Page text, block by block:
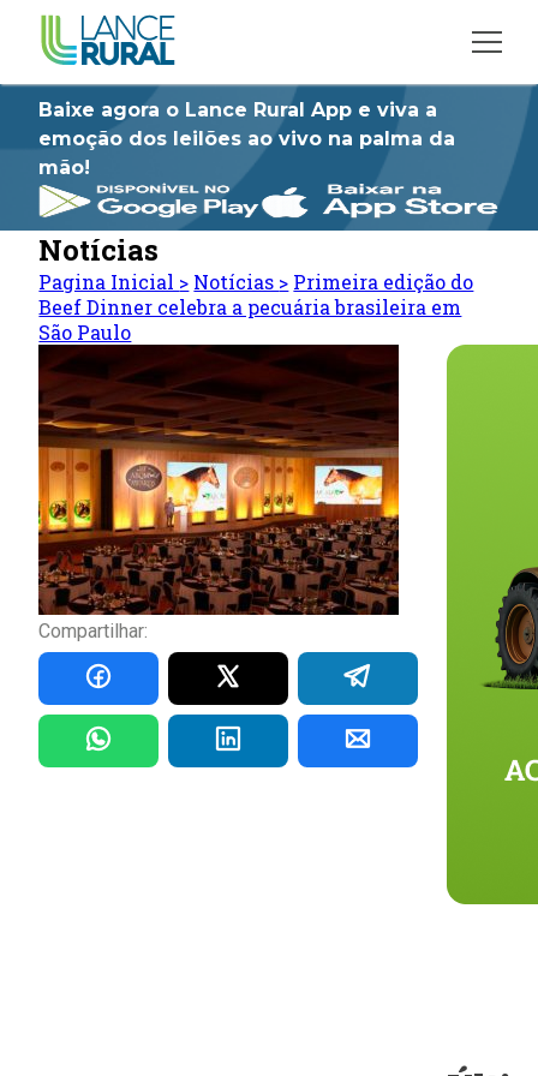
Baixe agora o Lance Rural App e viva a
emoção dos leilões ao vivo na palma da
mão!
Notícias
Pagina Inicial > Notícias > Primeira edição do
Beef Dinner celebra a pecuária brasileira em
São Paulo
Compartilhar: